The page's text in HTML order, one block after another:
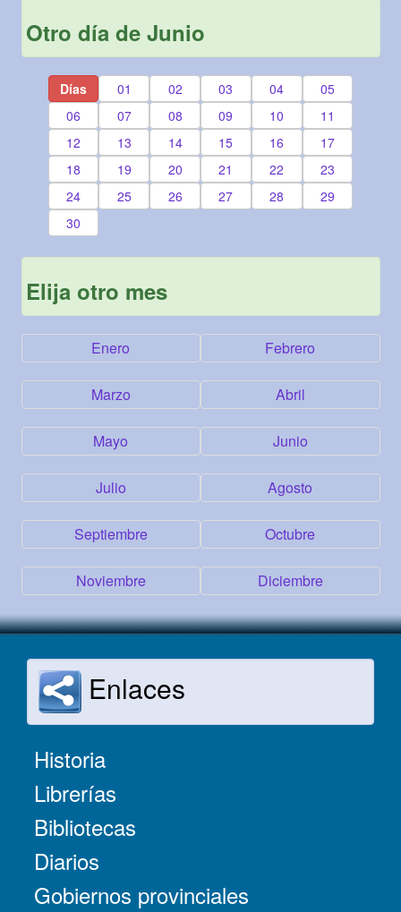
Otro día de Junio
Días 01 02 03 04
05
06
07 08 09 10
11
12
13 14 15 16
17
18
19 20 21 22
23
24
25 26 27 28
29
30
Elija otro mes
Enero Febrero
Marzo Abril
Mayo Junio
Julio Agosto
Septiembre Octubre
Noviembre Diciembre
Enlaces
Historia
Librerías
Bibliotecas
Diarios
Gobiernos provinciales